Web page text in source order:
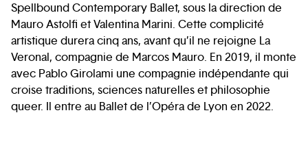
Spellbound Contemporary Ballet, sous la direction de
Mauro Astolfi et Valentina Marini. Cette complicité
artistique durera cinq ans, avant qu’il ne rejoigne La
Veronal, compagnie de Marcos Mauro. En 2019, il monte
avec Pablo Girolami une compagnie indépendante qui
croise traditions, sciences naturelles et philosophie
queer. Il entre au Ballet de l’Opéra de Lyon en 2022.